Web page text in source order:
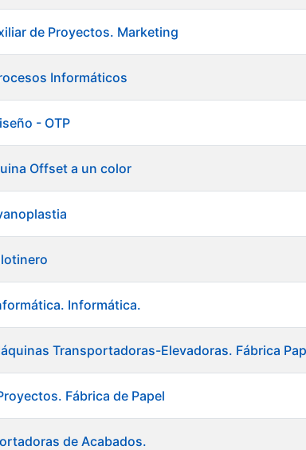
de Proyectos. Marketing
Informáticos
- OTP
Offset a un color
Informática.
Transportadoras-Elevadoras. Fábrica
Fábrica de Papel
de Acabados.